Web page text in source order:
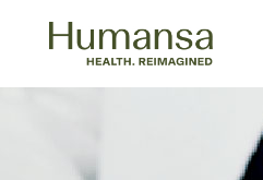
to